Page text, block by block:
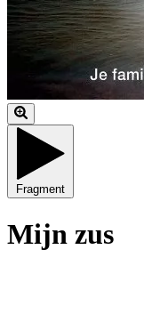
Fragment
Mijn zus